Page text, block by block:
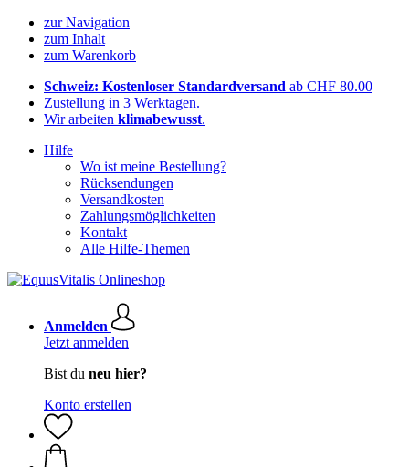
zur Navigation
zum Inhalt
zum Warenkorb
Schweiz: Kostenloser Standardversand ab CHF 80.00
Zustellung in 3 Werktagen.
Wir arbeiten klimabewusst.
Hilfe
Wo ist meine Bestellung?
Rücksendungen
Versandkosten
Zahlungsmöglichkeiten
Kontakt
Alle Hilfe-Themen
Anmelden
Jetzt anmelden
Bist du neu hier?
Konto erstellen